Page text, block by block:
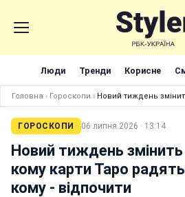
Люди Тренди Корисне
Головна › Гороскопи › Новий тиждень
ГОРОСКОПИ 06 липня 2026 · 13:14
Новий тиждень змінить
кому карти Таро
кому - відпочити